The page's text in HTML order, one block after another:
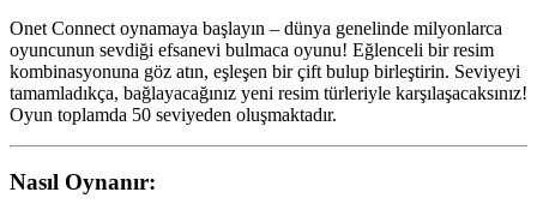
Onet Connect oynamaya başlayın – dünya genelinde milyonlarca
oyuncunun sevdiği efsanevi bulmaca oyunu! Eğlenceli bir resim
kombinasyonuna göz atın, eşleşen bir çift bulup birleştirin. Seviyeyi
tamamladıkça, bağlayacağınız yeni resim türleriyle karşılaşacaksınız!
Oyun toplamda 50 seviyeden oluşmaktadır.
Nasıl Oynanır: